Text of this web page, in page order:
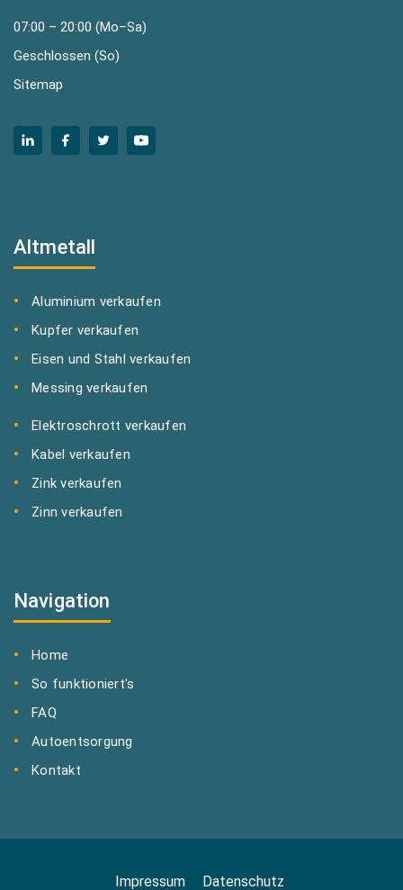
07:00 – 20:00 (Mo–Sa)
Geschlossen (So)
Sitemap
Altmetall
Aluminium verkaufen
Kupfer verkaufen
Eisen und Stahl verkaufen
Messing verkaufen
Elektroschrott verkaufen
Kabel verkaufen
Zink verkaufen
Zinn verkaufen
Navigation
Home
So funktioniert's
FAQ
Autoentsorgung
Kontakt
Impressum Datenschutz